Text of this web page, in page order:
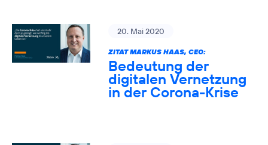
20. Mai 2020
ZITAT MARKUS HAAS, CEO:
Bedeutung der
digitalen Vernetzung
in der Corona-Krise